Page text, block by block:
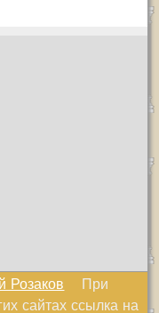
Розаков При
сайтах ссылка на